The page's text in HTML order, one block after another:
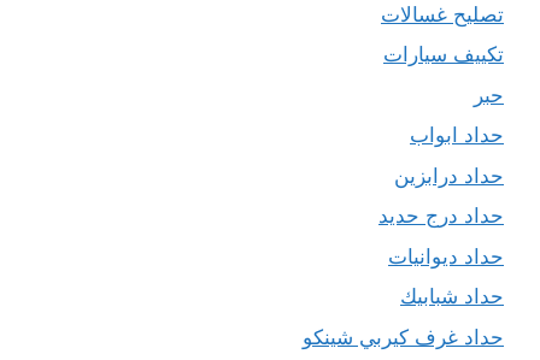
تصليح غسالات
تكييف سيارات
حبر
حداد ابواب
حداد درابزين
حداد درج حديد
حداد ديوانيات
حداد شبابيك
حداد غرف كيربي شينكو